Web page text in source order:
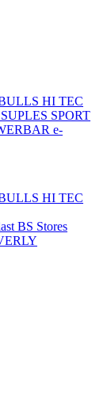
HI TEC
SUPLES SPORT
e-
HI TEC
BS Stores